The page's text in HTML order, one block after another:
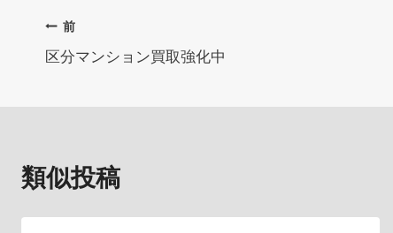
投
稿
ゲ
ー
前
区分マンション買取強化中
類似投稿